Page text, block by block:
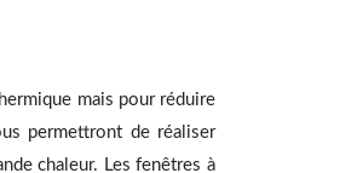
mais pour réduire
permettront de réaliser
chaleur. Les fenêtres à